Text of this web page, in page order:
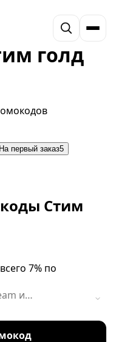
голд
На первый заказ5
Стим
7% по
и
купона!